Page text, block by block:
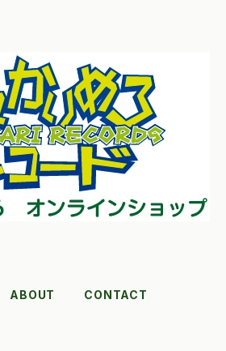
ABOUT CONTACT